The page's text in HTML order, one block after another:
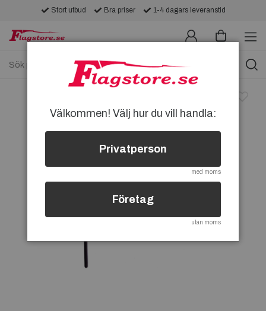
Stort utbud Bra priser 1-4 dagars leveranstid
Välkommen! Välj hur du vill handla:
Privatperson
med moms
Företag
utan moms